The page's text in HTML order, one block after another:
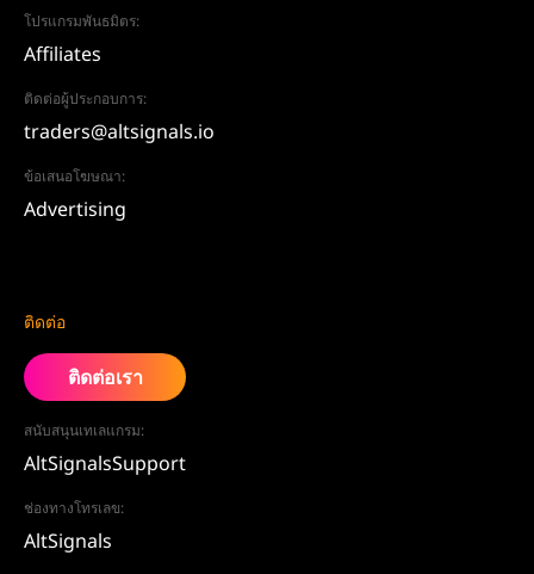
โปรแกรมพันธมิตร:
Affiliates
ติดต่อผู้ประกอบการ:
traders@altsignals.io
ข้อเสนอโฆษณา:
Advertising
ติดต่อ
ติดต่อเรา
สนับสนุนเทเลแกรม:
AltSignalsSupport
ช่องทางโทรเลข:
AltSignals